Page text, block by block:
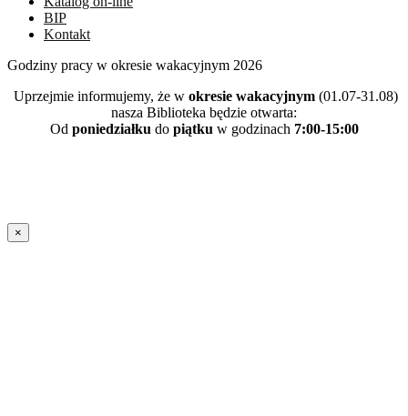
BIP
Kontakt
Godziny pracy w okresie wakacyjnym 2026
Uprzejmie informujemy, że w okresie wakacyjnym (01.07-31.08)
nasza Biblioteka będzie otwarta:
Od poniedziałkudo piątkuw godzinach 7:00-15:00
×